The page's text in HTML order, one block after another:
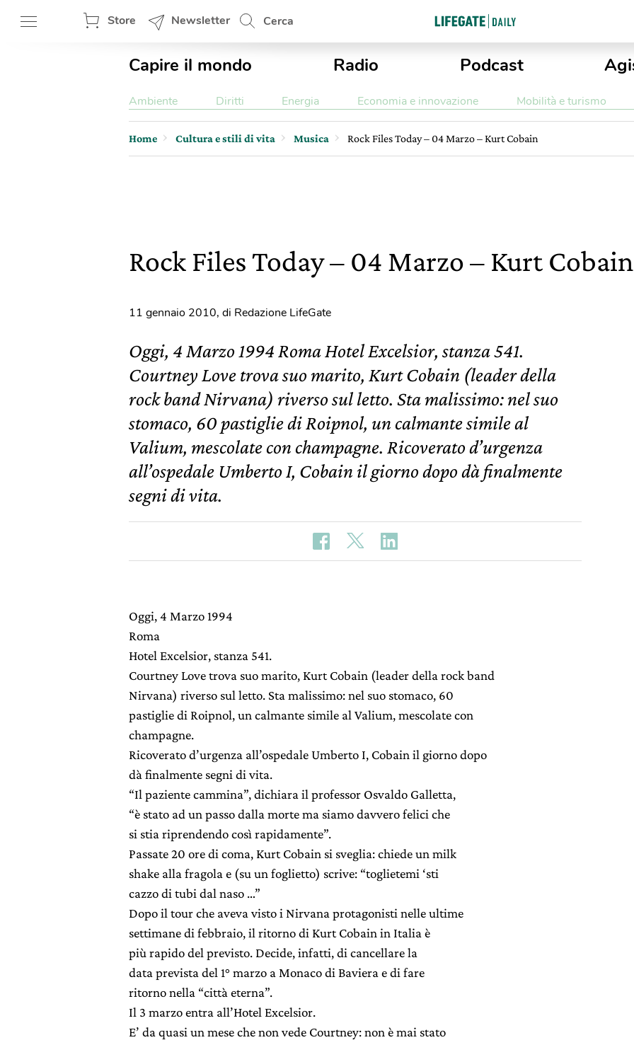
Store Newsletter Cerca
Capire il mondo Radio Podcast
Ambiente Diritti Energia Economia e innovazione Mobilità e turismo
Home Cultura e stili di vita Musica Rock Files Today – 04 Marzo – Kurt Cobain
Rock Files Today – 04 Marzo – Kurt Cobain
11 gennaio 2010, di Redazione LifeGate
Oggi, 4 Marzo 1994 Roma Hotel Excelsior, stanza 541.
Courtney Love trova suo marito, Kurt Cobain (leader della
rock band Nirvana) riverso sul letto. Sta malissimo: nel suo
stomaco, 60 pastiglie di Roipnol, un calmante simile al
Valium, mescolate con champagne. Ricoverato d’urgenza
all’ospedale Umberto I, Cobain il giorno dopo dà finalmente
segni di vita.
Oggi, 4 Marzo 1994
Roma
Hotel Excelsior, stanza 541.
Courtney Love trova suo marito, Kurt Cobain (leader della rock band
Nirvana) riverso sul letto. Sta malissimo: nel suo stomaco, 60
pastiglie di Roipnol, un calmante simile al Valium, mescolate con
champagne.
Ricoverato d’urgenza all’ospedale Umberto I, Cobain il giorno dopo
dà finalmente segni di vita.
“Il paziente cammina”, dichiara il professor Osvaldo Galletta,
“è stato ad un passo dalla morte ma siamo davvero felici che
si stia riprendendo così rapidamente”.
Passate 20 ore di coma, Kurt Cobain si sveglia: chiede un milk
shake alla fragola e (su un foglietto) scrive: “toglietemi ‘sti
cazzo di tubi dal naso …”
Dopo il tour che aveva visto i Nirvana protagonisti nelle ultime
settimane di febbraio, il ritorno di Kurt Cobain in Italia è
più rapido del previsto. Decide, infatti, di cancellare la
data prevista del 1° marzo a Monaco di Baviera e di fare
ritorno nella “città eterna”.
Il 3 marzo entra all’Hotel Excelsior.
E’ da quasi un mese che non vede Courtney: non è mai stato